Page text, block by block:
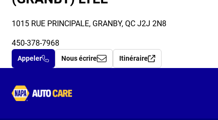
1015 RUE PRINCIPALE, GRANBY, QC J2J 2N8
450-378-7968
Appeler Nous écrire Itinéraire
Autocare